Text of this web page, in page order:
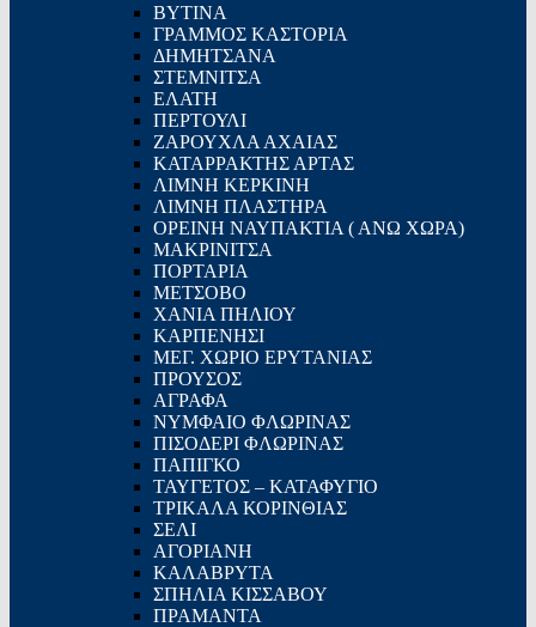
ΒΥΤΙΝΑ
ΓΡΑΜΜΟΣ ΚΑΣΤΟΡΙΑ
ΔΗΜΗΤΣΑΝΑ
ΣΤΕΜΝΙΤΣΑ
ΕΛΑΤΗ
ΠΕΡΤΟΥΛΙ
ΖΑΡΟΥΧΛΑ ΑΧΑΙΑΣ
ΚΑΤΑΡΡΑΚΤΗΣ ΑΡΤΑΣ
ΛΙΜΝΗ ΚΕΡΚΙΝΗ
ΛΙΜΝΗ ΠΛΑΣΤΗΡΑ
ΟΡΕΙΝΗ ΝΑΥΠΑΚΤΙΑ ( ΑΝΩ ΧΩΡΑ)
ΜΑΚΡΙΝΙΤΣΑ
ΠΟΡΤΑΡΙΑ
ΜΕΤΣΟΒΟ
ΧΑΝΙΑ ΠΗΛΙΟΥ
ΚΑΡΠΕΝΗΣΙ
ΜΕΓ. ΧΩΡΙΟ ΕΡΥΤΑΝΙΑΣ
ΠΡΟΥΣΟΣ
ΑΓΡΑΦΑ
ΝΥΜΦΑΙΟ ΦΛΩΡΙΝΑΣ
ΠΙΣΟΔΕΡΙ ΦΛΩΡΙΝΑΣ
ΠΑΠΙΓΚΟ
ΤΑΥΓΕΤΟΣ – ΚΑΤΑΦΥΓΙΟ
ΤΡΙΚΑΛΑ ΚΟΡΙΝΘΙΑΣ
ΣΕΛΙ
ΑΓΟΡΙΑΝΗ
ΚΑΛΑΒΡΥΤΑ
ΣΠΗΛΙΑ ΚΙΣΣΑΒΟΥ
ΠΡΑΜΑΝΤΑ